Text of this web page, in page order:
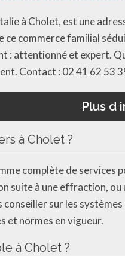
à Cholet, est une
ce commerce familial
: attentionné et expert.
Contact : 02 41 62 53
Plus d
à Cholet ?
complète de services
suite à une effraction,
sur les
et normes en vigueur.
à Cholet ?